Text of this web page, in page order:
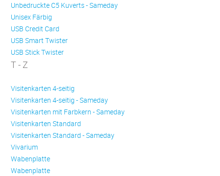
Unbedruckte C5 Kuverts - Sameday
Unisex Färbig
USB Credit Card
USB Smart Twister
USB Stick Twister
T - Z
Visitenkarten 4-seitig
Visitenkarten 4-seitig - Sameday
Visitenkarten mit Farbkern - Sameday
Visitenkarten Standard
Visitenkarten Standard - Sameday
Vivarium
Wabenplatte
Wabenplatte